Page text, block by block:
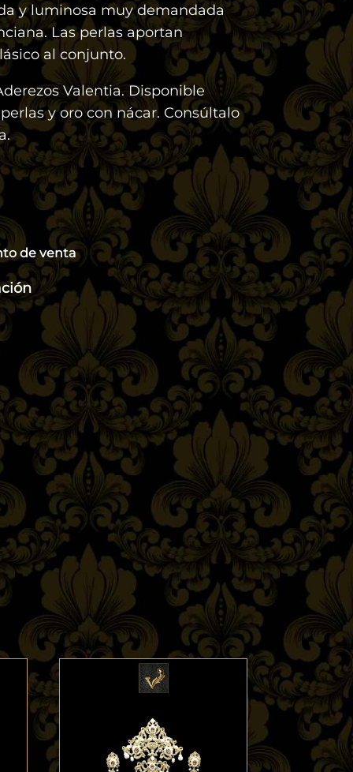
y luminosa muy demandada
Las perlas aportan
al conjunto.
Valentia. Disponible
y oro con nácar. Consúltalo
de venta